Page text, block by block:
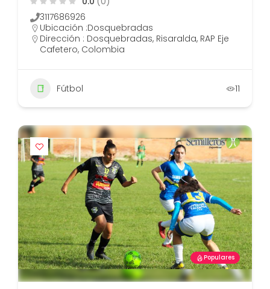
3117686926
Ubicación :Dosquebradas
Dirección : Dosquebradas, Risaralda, RAP Eje
Cafetero, Colombia
Fútbol 11
Populares